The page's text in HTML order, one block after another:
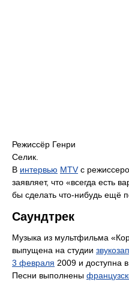
Режиссёр Генри
Селик.
В интервью MTVс
заявляет, что «всегда есть
бы сделать что-нибудь ещё
Саундтрек
Музыка из мультфильма
выпущена на студии
3 февраля 2009 и доступна
Песни выполнены